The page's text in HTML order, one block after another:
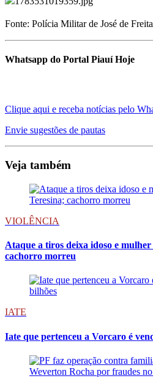
Fonte: Polícia Militar de José de
Whatsapp do Portal Piauí Hoje
Clique aqui e receba notícias pelo
Envie sugestões de pautas
Veja também
VIOLÊNCIA
Ataque a tiros deixa idoso e
cachorro morreu
IATE
Iate que pertenceu a Vorcaro é